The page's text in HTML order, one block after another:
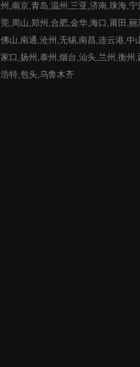
州,南京,青岛,温州,三亚,济南,珠海,
莞,周山,郑州,合肥,金华,海口,莆田,丽
佛山,南通,沧州,无锡,南昌,连云港,中
家口,扬州,泰州,烟台,汕头,兰州,衡州
浩特,包头,乌鲁木齐